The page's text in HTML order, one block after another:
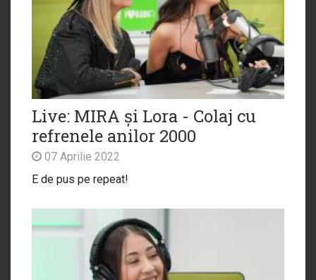
Live: MIRA și Lora - Colaj cu
refrenele anilor 2000
07 Aprilie 2022
E de pus pe repeat!